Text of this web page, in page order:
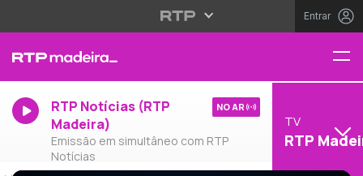
Entrar
RTP Notícias (RTP
Madeira)
Emissão em simultâneo com RTP
Notícias
NO AR
TV
RTP